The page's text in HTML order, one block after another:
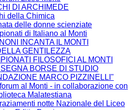
DI ARCHIMEDE
della Chimica
delle donne scienziate
di Italiano al Monti
INCANTA IL MONTI
GENTILEZZA
FILOSOFICI AL MONTI
BORSE DI STUDIO
MARCO PIZZINELLI"
al Monti - in collaborazione con
Malatestiana
notte Nazionale del Liceo